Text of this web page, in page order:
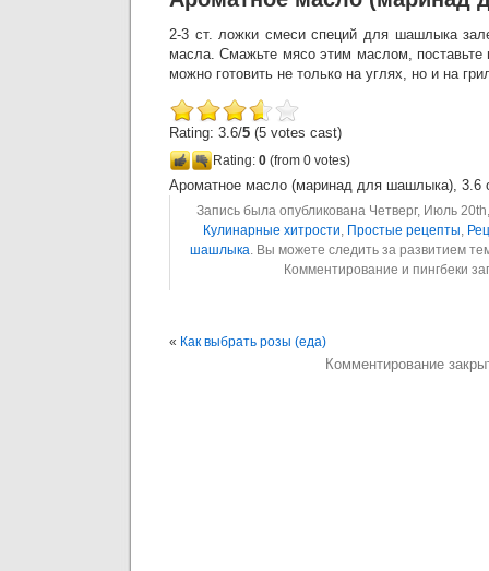
2-3 ст. ложки смеси специй для шашлыка
масла. Смажьте мясо этим маслом, поставьте
можно готовить не только на углях, но и на
Rating: 3.6/5 (5 votes cast)
Rating: 0 (from 0 votes)
Ароматное масло (маринад для шашлыка), 3.6
Запись была опубликована Четверг, Июль
Кулинарные хитрости, Простые рецепты,
шашлыка. Вы можете следить за развитием
Комментирование и пингбеки
« Как выбрать розы (еда)
Комментирование